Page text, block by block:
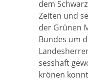
dem
Zeiten und
der Grünen
Bundes um
sesshaft
krönen